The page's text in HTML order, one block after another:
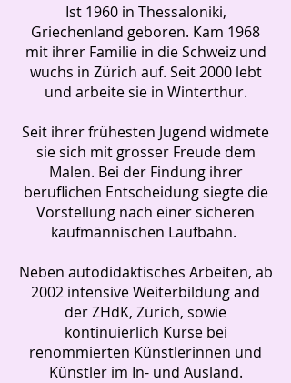
Ist 1960 in Thessaloniki,
Griechenland geboren. Kam 1968
mit ihrer Familie in die Schweiz und
wuchs in Zürich auf. Seit 2000 lebt
und arbeite sie in Winterthur.
Seit ihrer frühesten Jugend widmete
sie sich mit grosser Freude dem
Malen. Bei der Findung ihrer
beruflichen Entscheidung siegte die
Vorstellung nach einer sicheren
kaufmännischen Laufbahn.
Neben autodidaktisches Arbeiten, ab
2002 intensive Weiterbildung and
der ZHdK, Zürich, sowie
kontinuierlich Kurse bei
renommierten Künstlerinnen und
Künstler im In- und Ausland.